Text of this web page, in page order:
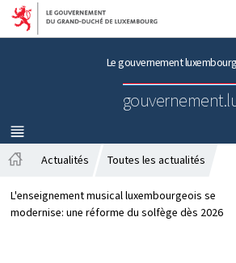
Aller au menu principal
Aller au contenu
Le gouvernement
MENU
PRINCIPAL
c
c
Actualités Toutes les actualités
L'enseignement musical luxembourgeois se
modernise: une réforme du solfège dès 2026